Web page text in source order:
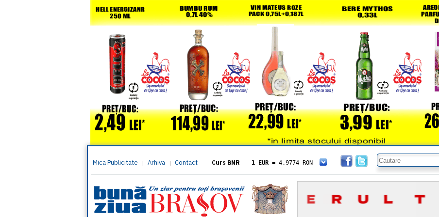
Mica Publicitate | Arhiva | Contact Curs BNR 1 EUR = 4.9774 RON
= 5.8304 RON
1 XAU= 464.4611 RON
1 AED= 1.1933 RON
1 AUD= 2.7957 RON
1 BGN= 2.5449 RON